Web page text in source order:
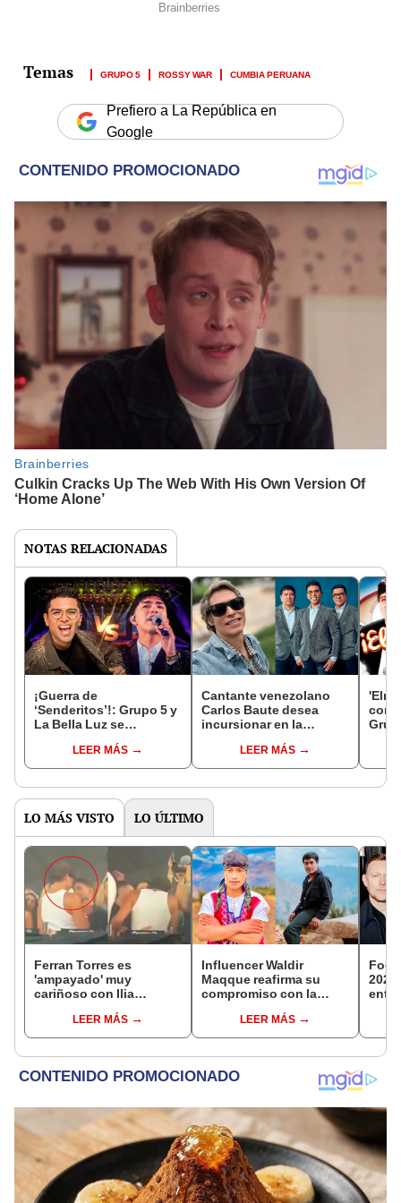
GRUPO 5 ROSSY WAR CUMBIA PERUANA
Prefiero a La República en
Google
NOTAS RELACIONADAS
¡Guerra de
‘Senderitos’!: Grupo 5 y
La Bella Luz se
versus musical con sus
mejores temas: fecha,
LEER MÁS
Cantante venezolano
Carlos Baute desea
incursionar en la
colaborar con Grupo 5:
“Voy a hacerles bailar”
LEER MÁS
LO MÁS VISTO LO ÚLTIMO
Ferran Torres es
'ampayado' muy
cariñoso con Ilia
artes marciales, y
desata gran revuelo en
LEER MÁS
Influencer Waldir
Maqque reafirma su
compromiso con la
y sigue firme en las
redes sociales
LEER MÁS
Foo
en el